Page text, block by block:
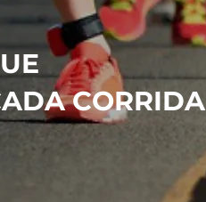
CORRIDA